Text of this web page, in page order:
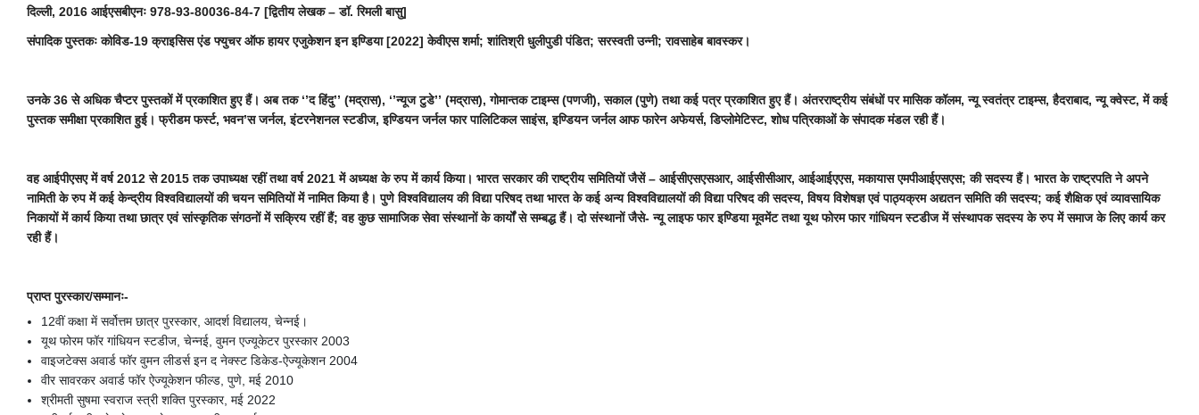
दिल्ली, 2016 आईएसबीएनः 978-93-80036-84-7 [द्वितीय लेखक – डॉ. रिमली बासु]
संपादिक पुस्तकः कोविड-19 क्राइसिस एंड फ्युचर ऑफ हायर एजुकेशन इन इण्डिया [2022] केवीएस शर्मा; शांतिश्री धुलीपुडी पंडित; सरस्वती उन्नी; रावसाहेब बावस्कर।
उनके 36 से अधिक चैप्टर पुस्तकों में प्रकाशित हुए हैं। अब तक ‘’द हिंदु’’ (मद्रास), ‘’न्यूज टुडे’’ (मद्रास), गोमान्तक टाइम्स (पणजी), सकाल (पुणे) तथा कई पत्र प्रकाशित हुए हैं। अंतरराष्ट्रीय संबंधों पर मासिक कॉलम, न्यू स्वतंत्र टाइम्स, हैदराबाद, न्यू क्वेस्ट, में कई
पुस्तक समीक्षा प्रकाशित हुई। फ्रीडम फर्स्ट, भवन’स जर्नल, इंटरनेशनल स्टडीज, इण्डियन जर्नल फार पालिटिकल साइंस, इण्डियन जर्नल आफ फारेन अफेयर्स, डिप्लोमेटिस्ट, शोध पत्रिकाओं के संपादक मंडल रही हैं।
वह आईपीएसए में वर्ष 2012 से 2015 तक उपाध्यक्ष रहीं तथा वर्ष 2021 में अध्यक्ष के रुप में कार्य किया। भारत सरकार की राष्ट्रीय समितियों जैसें – आईसीएसएसआर, आईसीसीआर, आईआईएएस, मकायास एमपीआईएसएस; की सदस्य हैं। भारत के राष्ट्रपति ने अपने
नामिती के रुप में कई केन्द्रीय विश्वविद्यालयों की चयन समितियों में नामित किया है। पुणे विश्वविद्यालय की विद्या परिषद तथा भारत के कई अन्य विश्वविद्यालयों की विद्या परिषद की सदस्य, विषय विशेषज्ञ एवं पाठ्यक्रम अद्यतन समिति की सदस्य; कई शैक्षिक एवं व्यावसायिक
निकायों में कार्य किया तथा छात्र एवं सांस्कृतिक संगठनों में सक्रिय रहीं हैं; वह कुछ सामाजिक सेवा संस्थानों के कार्यों से सम्बद्ध हैं। दो संस्थानों जैसे- न्यू लाइफ फार इण्डिया मूवमेंट तथा यूथ फोरम फार गांधियन स्टडीज में संस्थापक सदस्य के रुप में समाज के लिए कार्य कर
रही हैं।
प्राप्त पुरस्कार/सम्मानः-
12वीं कक्षा में सर्वोत्तम छात्र पुरस्कार, आदर्श विद्यालय, चेन्नई।
यूथ फोरम फॉर गांधियन स्टडीज, चेन्नई, वुमन एज्यूकेटर पुरस्कार 2003
वाइजटेक्स अवार्ड फॉर वुमन लीडर्स इन द नेक्स्ट डिकेड-ऐज्यूकेशन 2004
वीर सावरकर अवार्ड फॉर ऐज्यूकेशन फील्ड, पुणे, मई 2010
श्रीमती सुषमा स्वराज स्त्री शक्ति पुरस्कार, मई 2022